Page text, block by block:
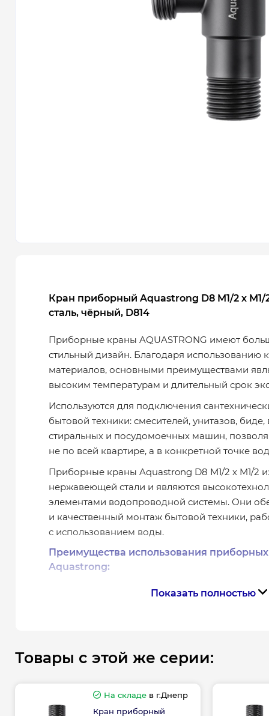
Кран приборный Aquastrong D8 M1/2 х
сталь, чёрный, D814
Приборные краны AQUASTRONG имеют
стильный дизайн. Благодаря использованию
материалов, основными преимуществами
высоким температурам и длительный срок
Используются для подключения
бытовой техники: смесителей, унитазов, биде,
стиральных и посудомоечных машин,
не по всей квартире, а в конкретной точке
Приборные краны Aquastrong D8 M1/2 х M1/2
нержавеющей стали и являются
элементами водопроводной системы. Они
и качественный монтаж бытовой техники,
с использованием воды.
Преимущества использования
Aquastrong:
Позволяет отключать только
Высокая стойкость к коррозии
Устойчивость к высоким температурам
Долгий срок эксплуатации – до 15 лет.
Показать полностью
Товары с этой же серии:
На складе в г.Днепр
Кран приборный